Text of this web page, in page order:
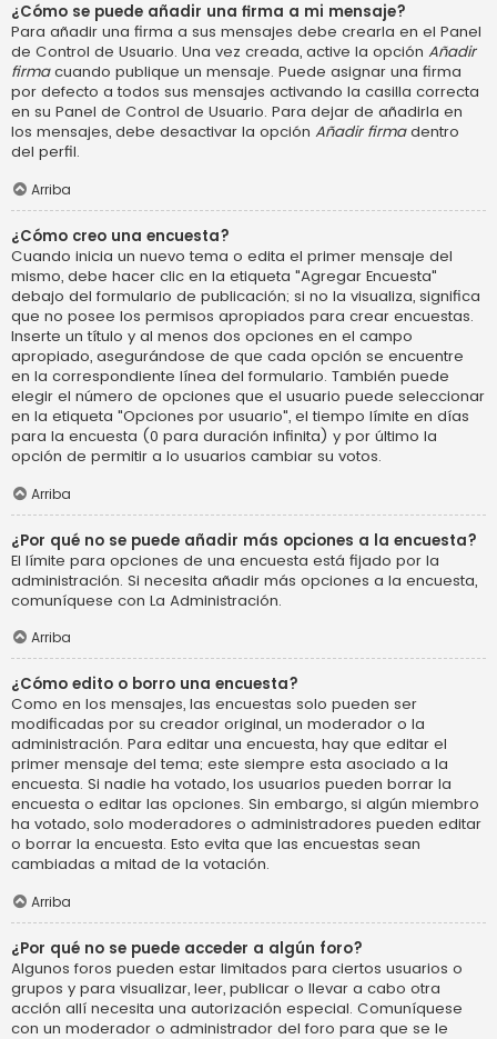
¿Cómo se puede añadir una firma a mi mensaje?
Para añadir una firma a sus mensajes debe crearla en el Panel
de Control de Usuario. Una vez creada, active la opción Añadir
firmacuando publique un mensaje. Puede asignar una firma
por defecto a todos sus mensajes activando la casilla correcta
en su Panel de Control de Usuario. Para dejar de añadirla en
los mensajes, debe desactivar la opción Añadir firmadentro
del perfil.
Arriba
¿Cómo creo una encuesta?
Cuando inicia un nuevo tema o edita el primer mensaje del
mismo, debe hacer clic en la etiqueta "Agregar Encuesta"
debajo del formulario de publicación; si no la visualiza, significa
que no posee los permisos apropiados para crear encuestas.
Inserte un título y al menos dos opciones en el campo
apropiado, asegurándose de que cada opción se encuentre
en la correspondiente línea del formulario. También puede
elegir el número de opciones que el usuario puede seleccionar
en la etiqueta "Opciones por usuario", el tiempo límite en días
para la encuesta (0 para duración infinita) y por último la
opción de permitir a lo usuarios cambiar su votos.
Arriba
¿Por qué no se puede añadir más opciones a la encuesta?
El límite para opciones de una encuesta está fijado por la
administración. Si necesita añadir más opciones a la encuesta,
comuníquese con La Administración.
Arriba
¿Cómo edito o borro una encuesta?
Como en los mensajes, las encuestas solo pueden ser
modificadas por su creador original, un moderador o la
administración. Para editar una encuesta, hay que editar el
primer mensaje del tema; este siempre esta asociado a la
encuesta. Si nadie ha votado, los usuarios pueden borrar la
encuesta o editar las opciones. Sin embargo, si algún miembro
ha votado, solo moderadores o administradores pueden editar
o borrar la encuesta. Esto evita que las encuestas sean
cambiadas a mitad de la votación.
Arriba
¿Por qué no se puede acceder a algún foro?
Algunos foros pueden estar limitados para ciertos usuarios o
grupos y para visualizar, leer, publicar o llevar a cabo otra
acción allí necesita una autorización especial. Comuníquese
con un moderador o administrador del foro para que se le